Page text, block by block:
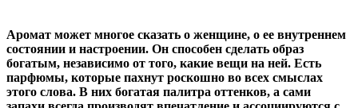
Аромат может многое сказать о женщине, о ее внутреннем
состоянии и настроении. Он способен сделать образ
богатым, независимо от того, какие вещи на ней. Есть
парфюмы, которые пахнут роскошно во всех смыслах
этого слова. В них богатая палитра оттенков, а сами